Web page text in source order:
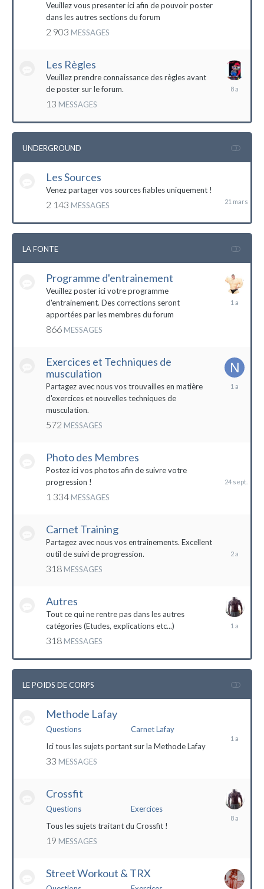
Veuillez vous presenter ici afin de pouvoir poster
dans les autres sections du forum
2 903 MESSAGES
Les Règles
Veuillez prendre connaissance des règles avant
de poster sur le forum.
13 MESSAGES
UNDERGROUND
Les Sources
Venez partager vos sources fiables uniquement !
2 143 MESSAGES
LA FONTE
Programme d'entrainement
Veuillez poster ici votre programme
d'entrainement. Des corrections seront
apportées par les membres du forum
866 MESSAGES
20
Exercices et Techniques de
musculation
Partagez avec nous vos trouvailles en matière
d'exercices et nouvelles techniques de
musculation.
572 MESSAGES
25
Photo des Membres
Postez ici vos photos afin de suivre votre
progression !
1 334 MESSAGES
2023
Carnet Training
Partagez avec nous vos entrainements. Excellent
outil de suivi de progression.
318 MESSAGES
2022
Autres
Tout ce qui ne rentre pas dans les autres
catégories (Etudes, explications etc...)
318 MESSAGES
10
LE POIDS DE CORPS
Methode Lafay
Questions
Carnet Lafay
Ici tous les sujets portant sur la Methode Lafay
33 MESSAGES
2023
Crossfit
Questions
Exercices
Tous les sujets traitant du Crossfit !
19 MESSAGES
27
Street Workout & TRX